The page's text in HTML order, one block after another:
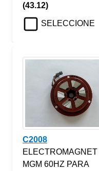
(43.12)
SELECCIONE
C2008
ELECTROMAGNET
MGM 60HZ PARA